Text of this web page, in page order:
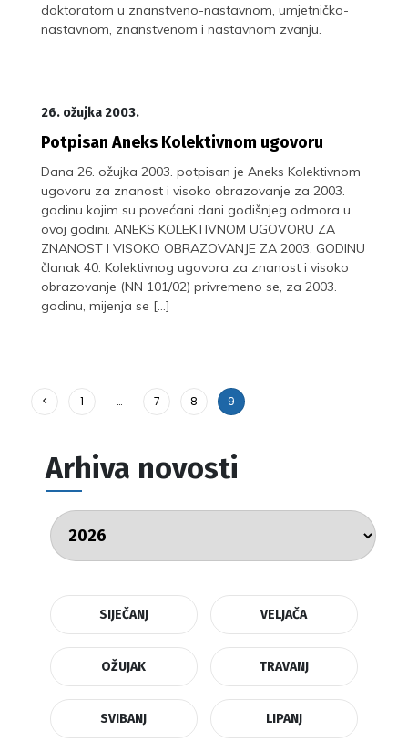
doktoratom u znanstveno-nastavnom, umjetničko-
nastavnom, znanstvenom i nastavnom zvanju.
26. ožujka 2003.
Potpisan Aneks Kolektivnom ugovoru
Dana 26. ožujka 2003. potpisan je Aneks Kolektivnom
ugovoru za znanost i visoko obrazovanje za 2003.
godinu kojim su povećani dani godišnjeg odmora u
ovoj godini. ANEKS KOLEKTIVNOM UGOVORU ZA
ZNANOST I VISOKO OBRAZOVANJE ZA 2003. GODINU
članak 40. Kolektivnog ugovora za znanost i visoko
obrazovanje (NN 101/02) privremeno se, za 2003.
godinu, mijenja se […]
< 1 … 7 8 9
Arhiva novosti
SIJEČANJ VELJAČA
OŽUJAK TRAVANJ
SVIBANJ LIPANJ